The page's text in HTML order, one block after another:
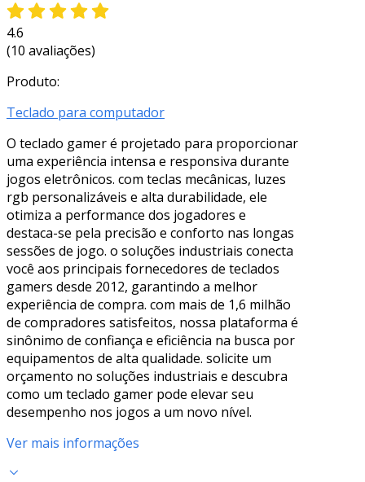
4.6
(10 avaliações)
Produto:
Teclado para computador
O teclado gamer é projetado para proporcionar
uma experiência intensa e responsiva durante
jogos eletrônicos. com teclas mecânicas, luzes
rgb personalizáveis e alta durabilidade, ele
otimiza a performance dos jogadores e
destaca-se pela precisão e conforto nas longas
sessões de jogo. o soluções industriais conecta
você aos principais fornecedores de teclados
gamers desde 2012, garantindo a melhor
experiência de compra. com mais de 1,6 milhão
de compradores satisfeitos, nossa plataforma é
sinônimo de confiança e eficiência na busca por
equipamentos de alta qualidade. solicite um
orçamento no soluções industriais e descubra
como um teclado gamer pode elevar seu
desempenho nos jogos a um novo nível.
Ver mais informações